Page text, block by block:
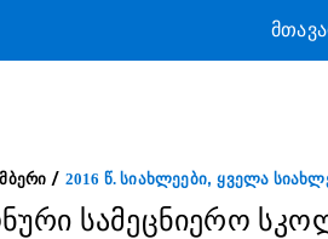
2016 Წ. ᲡᲘᲐᲮᲚᲔᲔᲑᲘ,ᲧᲕᲔᲚᲐ
სამეცნიერო